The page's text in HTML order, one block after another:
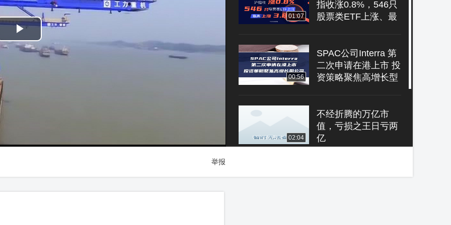
Play
Video
01:07
指收涨0.8%，546只
股票类ETF上涨、最
00:56
SPAC公司Interra 第
二次申请在港上市 投
资策略聚焦高增长型
02:04
不经折腾的万亿市
值，亏损之王日亏两
亿
资阳临空经济区宣传
举报